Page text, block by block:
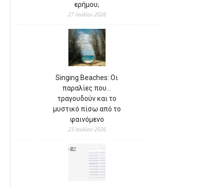
ερήμου;
27 Ιουλίου 2026
Singing Beaches: Οι
παραλίες που…
τραγουδούν και το
μυστικό πίσω από το
φαινόμενο
23 Ιουλίου 2026